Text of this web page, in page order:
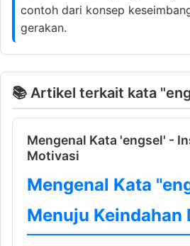
contoh dari konsep
gerakan.
📚 Artikel terkait kata
Mengenal Kata 'engsel' -
Motivasi
Mengenal Kata
Menuju Keindahan